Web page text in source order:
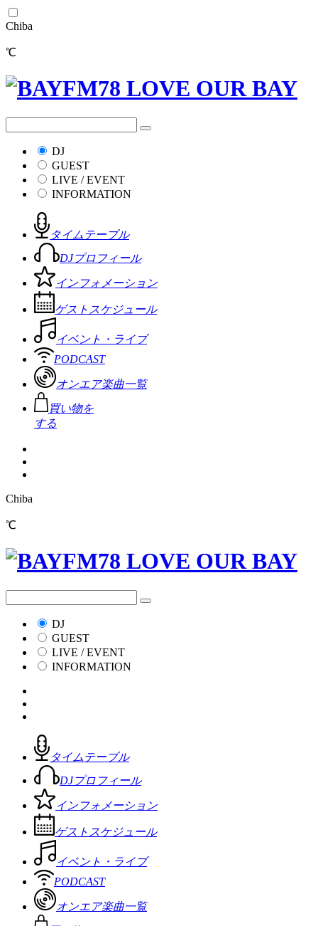
Chiba
℃
DJ
GUEST
LIVE / EVENT
INFORMATION
タイムテーブル
DJプロフィール
インフォメーション
ゲストスケジュール
イベント・ライブ
PODCAST
オンエア楽曲一覧
買い物を
する
Chiba
℃
DJ
GUEST
LIVE / EVENT
INFORMATION
タイムテーブル
DJプロフィール
インフォメーション
ゲストスケジュール
イベント・ライブ
PODCAST
オンエア楽曲一覧